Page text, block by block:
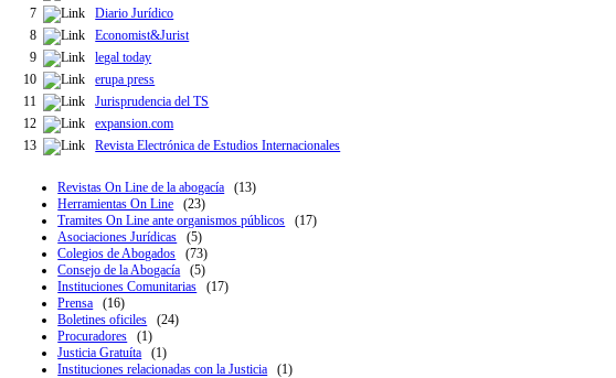
7
Diario Jurídico
8
Economist&Jurist
9
legal today
10
erupa press
11
Jurisprudencia del TS
12
expansion.com
13
Revista Electrónica de Estudios Internacionales
Revistas On Line de la abogacía
(13)
Herramientas On Line
(23)
Tramites On Line ante organismos públicos
(17)
Asociaciones Jurídicas
(5)
Colegios de Abogados
(73)
Consejo de la Abogacía
(5)
Instituciones Comunitarias
(17)
Prensa
(16)
Boletines oficiles
(24)
Procuradores
(1)
Justicia Gratuíta
(1)
Instituciones relacionadas con la Justicia
(1)